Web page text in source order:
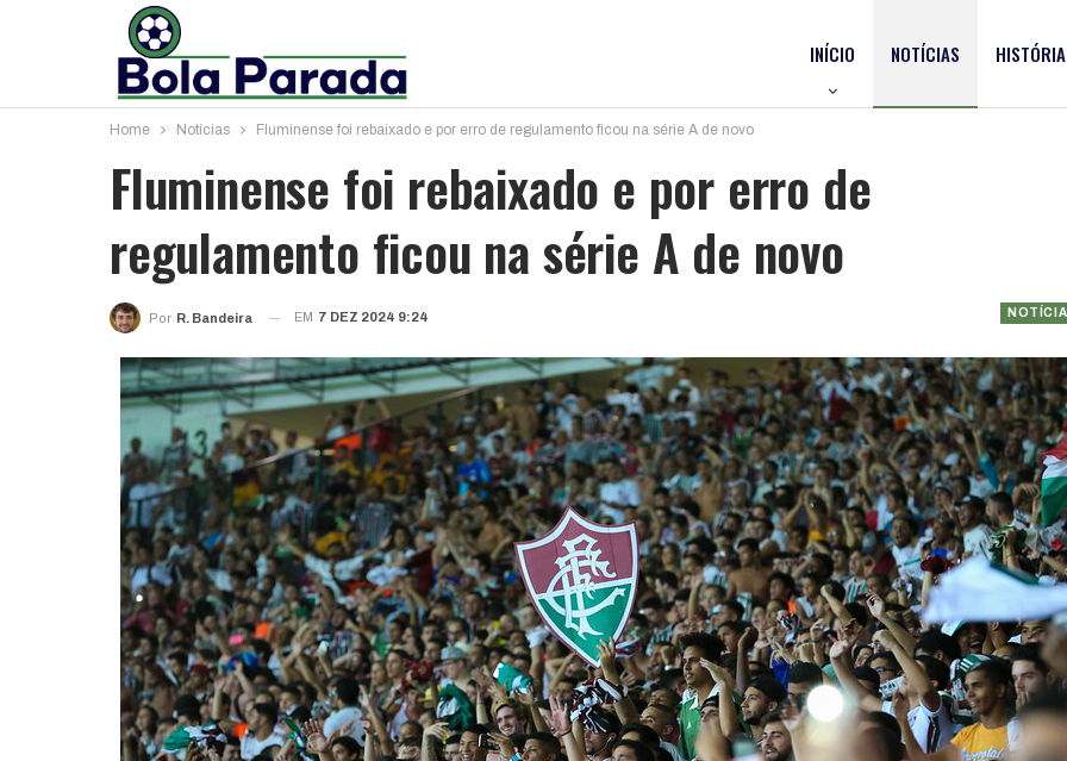
INÍCIO NOTÍCIAS HISTÓRIA
Home Notícias Fluminense foi rebaixado e por erro de regulamento ficou na série A de novo
Fluminense foi rebaixado e por erro de
regulamento ficou na série A de novo
Por R. Bandeira EM 7 DEZ 2024 9:24